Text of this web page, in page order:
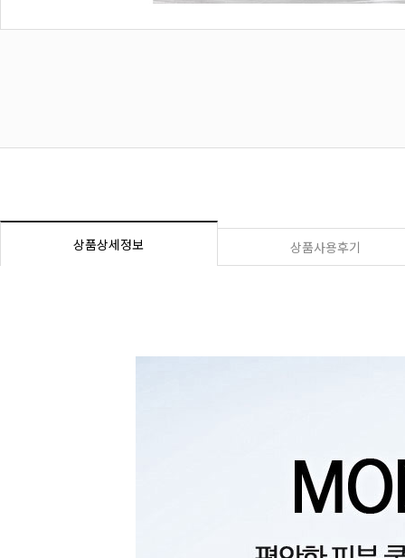
상품상세정보 상품사용후기